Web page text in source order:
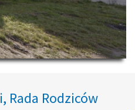
Rada Rodziców